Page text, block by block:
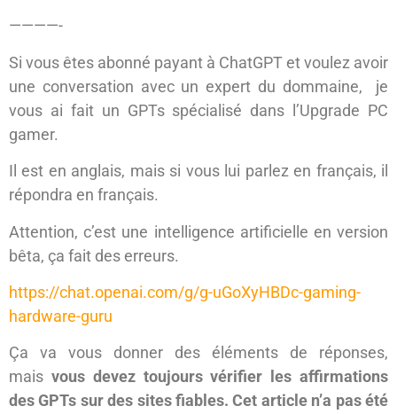
————-
Si vous êtes abonné payant à ChatGPT et voulez avoir
une conversation avec un expert du dommaine, je
vous ai fait un GPTs spécialisé dans l’Upgrade PC
gamer.
Il est en anglais, mais si vous lui parlez en français, il
répondra en français.
Attention, c’est une intelligence artificielle en version
bêta, ça fait des erreurs.
https://chat.openai.com/g/g-uGoXyHBDc-gaming-
hardware-guru
Ça va vous donner des éléments de réponses,
mais vous devez toujours vérifier les affirmations
des GPTs sur des sites fiables. Cet article n’a pas été